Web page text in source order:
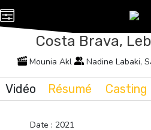
Costa Brava,
Mounia Akl Nadine Labaki,
Vidéo Résumé Casting
Date : 2021